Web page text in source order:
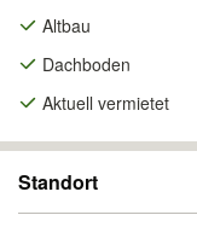
Altbau
Dachboden
Aktuell vermietet
Standort